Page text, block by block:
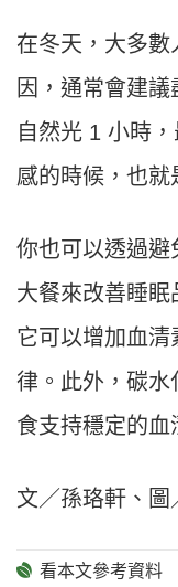
在冬天，大多數
因，通常會建
自然光 1 小時
感的時候，也就
你也可以透過避
大餐來改善睡眠
它可以增加血
律。此外，碳水
食支持穩定的血
文／孫珞軒、圖